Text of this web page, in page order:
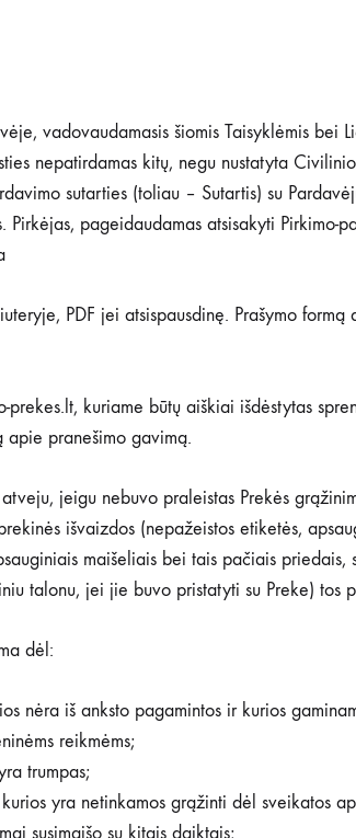
vadovaudamasis šiomis Taisyklėmis bei
nepatirdamas kitų, negu nustatyta
sutarties (toliau – Sutartis) su
pageidaudamas atsisakyti Pirkimo-
PDF jei atsispausdinę. Prašymo
kuriame būtų aiškiai išdėstytas
apie pranešimo gavimą.
jeigu nebuvo praleistas Prekės
išvaizdos (nepažeistos etiketės,
maišeliais bei tais pačiais
talonu, jei jie buvo pristatyti su Preke) tos
dėl:
nėra iš anksto pagamintos ir kurios
reikmėms;
trumpas;
yra netinkamos grąžinti dėl sveikatos
susimaišo su kitais daiktais;